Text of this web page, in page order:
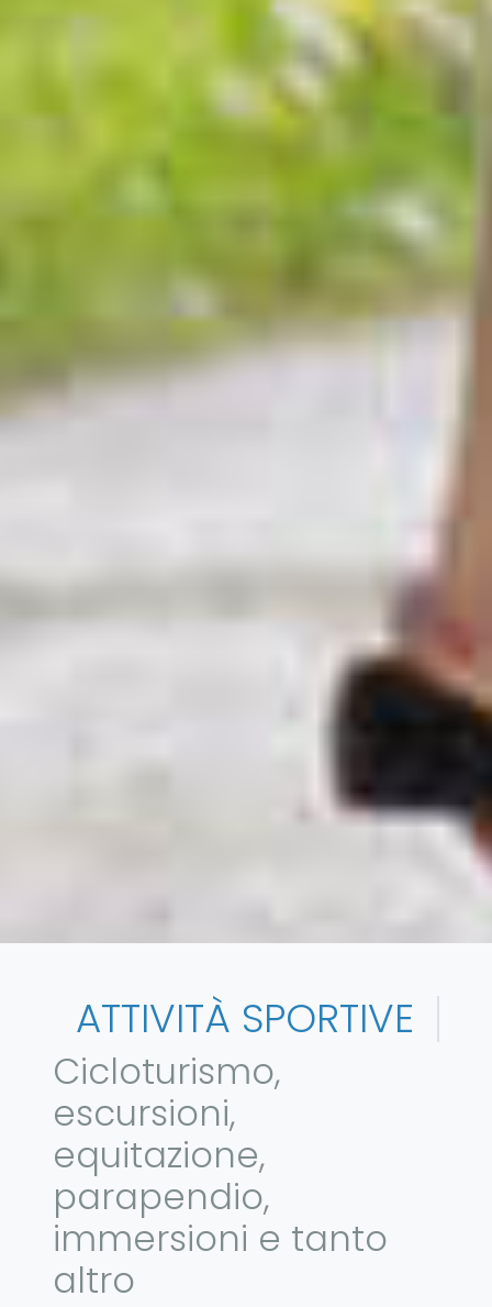
ATTIVITÀ SPORTIVE
Cicloturismo,
escursioni,
equitazione,
parapendio,
immersioni e tanto
altro